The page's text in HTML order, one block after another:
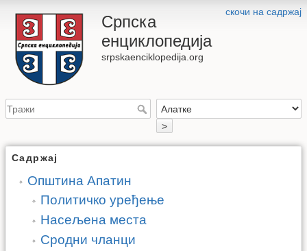
скочи на садржај
Српска
енциклопедија
srpskaenciklopedija.org
>
Садржај
Општина Апатин
Политичко уређење
Насељена места
Сродни чланци